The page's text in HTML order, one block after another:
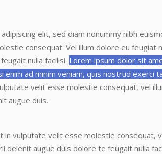
elit, sed diam nonummy nibh
consequat. Vel illum dolore eu feugiat
nulla facilisi. Lorem ipsum dolor sit
ad minim veniam, quis nostrud
velit esse molestie consequat, vel
augue duis.
in vulputate velit esse molestie consequat,
delenit augue duis dolore te feugait nulla